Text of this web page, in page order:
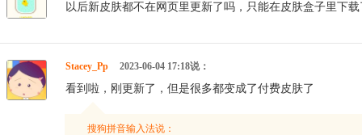
以后新皮肤都不在网页里更新了吗，只能在皮肤盒子里下
Stacey_Pp 2023-06-04 17:18说：
看到啦，刚更新了，但是很多都变成了付费皮肤了
搜狗拼音输入法说：